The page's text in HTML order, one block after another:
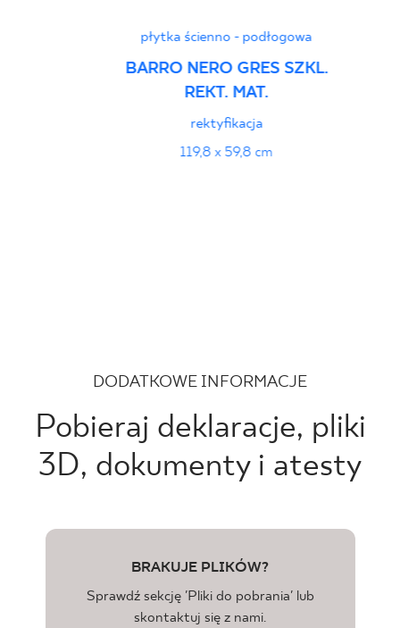
płytka ścienno - podłogowa
BARRO NERO GRES SZKL.
REKT. MAT.
rektyfikacja
119,8 x 59,8 cm
DODATKOWE INFORMACJE
Pobieraj deklaracje, pliki
3D, dokumenty i atesty
BRAKUJE PLIKÓW?
Sprawdź sekcję 'Pliki do pobrania' lub
skontaktuj się z nami.